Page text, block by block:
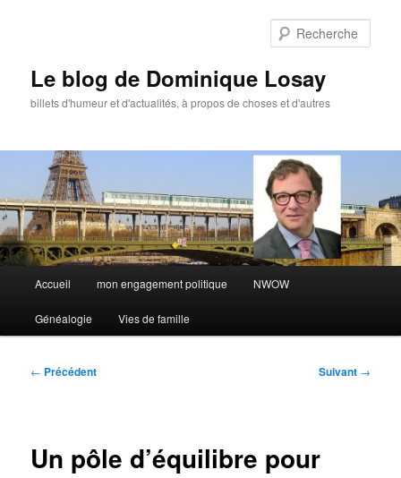
Le blog de Dominique Losay
billets d'humeur et d'actualités, à propos de choses et d'autres
principal
Accueil mon engagement politique NWOW
Généalogie Vies de famille
Navigation
← Précédent Suivant →
Un pôle d’équilibre pour